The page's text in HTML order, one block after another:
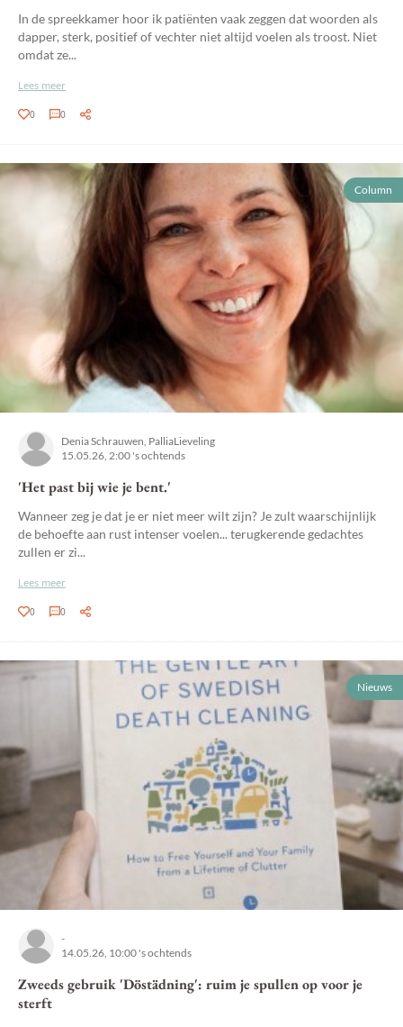
In de spreekkamer hoor ik patiënten vaak zeggen dat woorden als
dapper, sterk, positief of vechter niet altijd voelen als troost. Niet
omdat ze...
Lees meer
0 0
Column
Denia Schrauwen, PalliaLieveling
15.05.26, 2:00 's ochtends
'Het past bij wie je bent.'
Wanneer zeg je dat je er niet meer wilt zijn? Je zult waarschijnlijk
de behoefte aan rust intenser voelen... terugkerende gedachtes
zullen er zi...
Lees meer
0 0
Nieuws
-
14.05.26, 10:00 's ochtends
Zweeds gebruik 'Döstädning': ruim je spullen op voor je
sterft